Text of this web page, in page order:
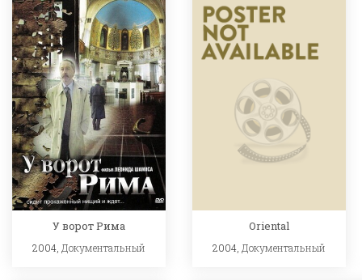
У ворот Рима
2004, Документальный
Oriental
2004,Документальный